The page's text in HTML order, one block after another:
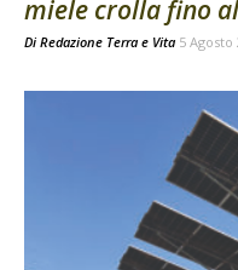
miele crolla fino
Di Redazione Terra e Vita 5 Agosto